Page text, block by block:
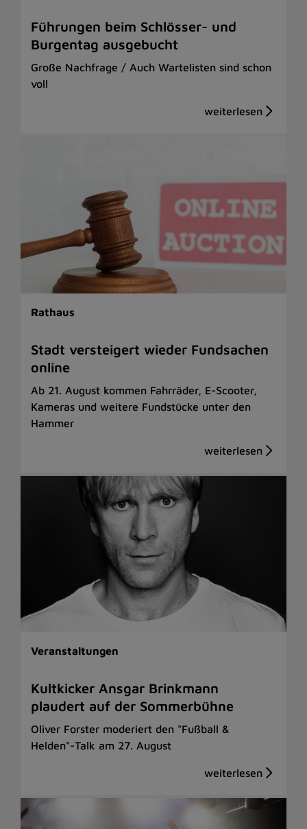
Führungen beim Schlösser- und
Burgentag ausgebucht
Große Nachfrage / Auch Wartelisten sind schon
voll
Rathaus
Stadt versteigert wieder Fundsachen
online
Ab 21. August kommen Fahrräder, E-Scooter,
Kameras und weitere Fundstücke unter den
Hammer
Veranstaltungen
Kultkicker Ansgar Brinkmann
plaudert auf der Sommerbühne
Oliver Forster moderiert den "Fußball &
Helden"-Talk am 27. August